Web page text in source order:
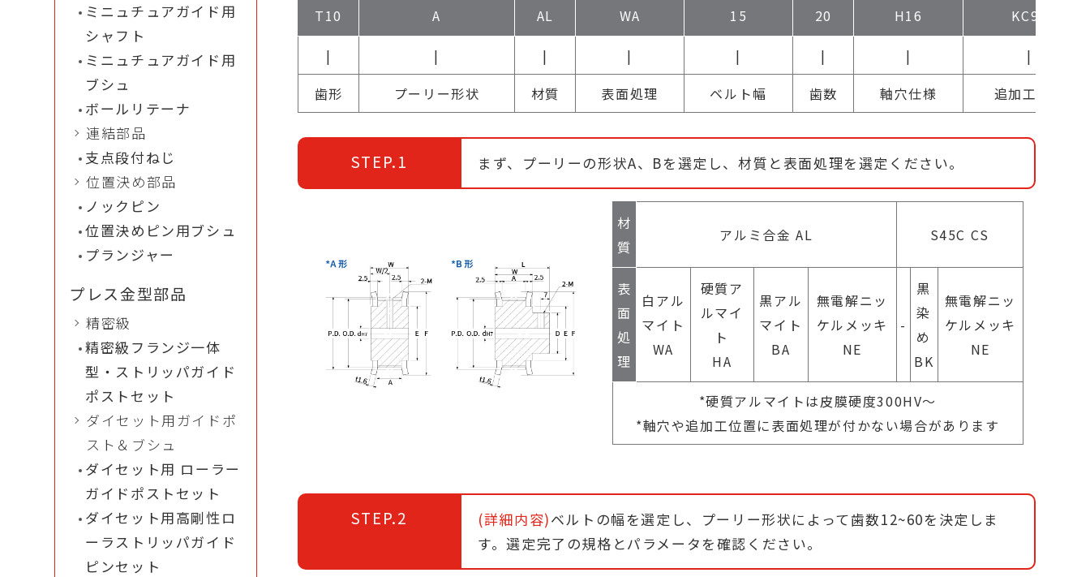
ミニュチュアガイド用
シャフト
ミニュチュアガイド用
ブシュ
ボールリテーナ
連結部品
支点段付ねじ
位置決め部品
ノックピン
位置決めピン用ブシュ
プランジャー
プレス金型部品
精密級
精密級フランジ一体
型・ストリッパガイド
ポストセット
ダイセット用ガイドポ
スト＆ブシュ
ダイセット用 ローラー
ガイドポストセット
ダイセット用高剛性ロ
ーラストリッパガイド
ピンセット
T10 A AL WA 15 20 H16 KC90
| | | | | | |
|
歯形
プーリー形状 材質 表面処理 ベルト幅 歯数 軸穴仕様 追加工概要
STEP.1 まず、プーリーの形状A、Bを選定し、材質と表面処理を選定ください。
材
質
アルミ合金 AL S45C CS
表
面
処
理
白アル
マイト
WA
硬質ア
ルマイ
ト
HA
黒アル
マイト
BA
無電解ニッ
ケルメッキ
NE
-
黒
染
め
BK
無電解ニッ
ケルメッキ
NE
*硬質アルマイトは皮膜硬度300HV～
*軸穴や追加工位置に表面処理が付かない場合があります
STEP.2 (詳細内容)ベルトの幅を選定し、プーリー形状によって歯数12~60を決定しま
す。選定完了の規格とパラメータを確認ください。